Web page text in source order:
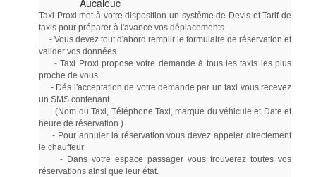
Taxi Proxi met à votre disposition un système de Devis et Tarif de
taxis pour préparer à l'avance vos déplacements.
- Vous devez tout d'abord remplir le formulaire de réservation et
valider vos données
- Taxi Proxi propose votre demande à tous les taxis les plus
proche de vous
- Dés l'acceptation de votre demande par un taxi vous recevez
un SMS contenant
(Nom du Taxi, Téléphone Taxi, marque du véhicule et Date et
heure de réservation )
- Pour annuler la réservation vous devez appeler directement
le chauffeur
- Dans votre espace passager vous trouverez toutes vos
réservations ainsi que leur état.